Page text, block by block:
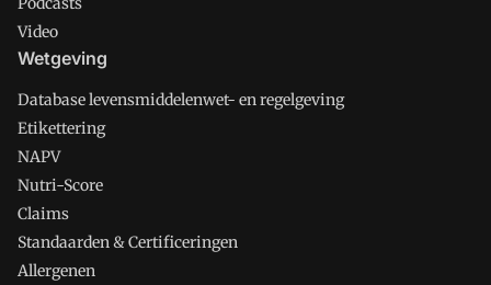
Video
Wetgeving
Database levensmiddelenwet- en regelgeving
Etikettering
NAPV
Nutri-Score
Claims
Standaarden & Certificeringen
Allergenen